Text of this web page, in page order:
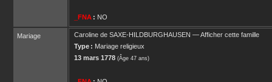
_FNA : NO
Mariage Caroline de SAXE-HILDBURGHAUSEN —Afficher cette famille
Type : Mariage religieux
13 mars 1778 (Âge 47 ans)